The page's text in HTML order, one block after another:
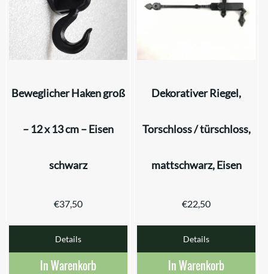
Beweglicher Haken groß
– 12 x 13 cm – Eisen
schwarz
€37,50
Details
In Warenkorb
Dekorativer Riegel,
Torschloss / türschloss,
mattschwarz, Eisen
€22,50
Details
In Warenkorb